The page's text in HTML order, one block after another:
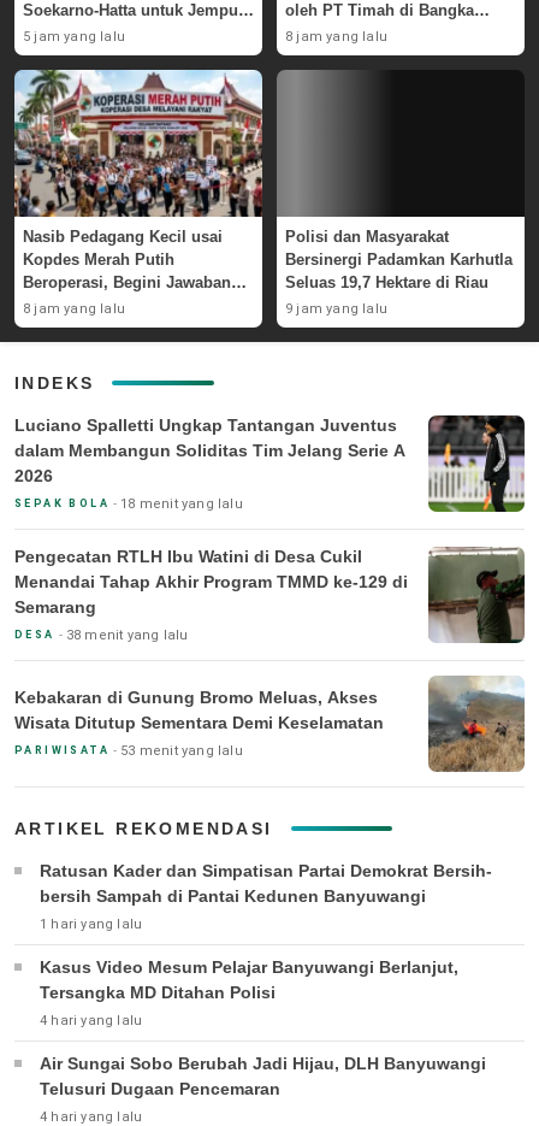
Soekarno-Hatta untuk Jemput
Skuad AC Milan
5 jam yang lalu
oleh PT Timah di Bangka
Belitung
8 jam yang lalu
Nasib Pedagang Kecil usai
Kopdes Merah Putih
Beroperasi, Begini Jawaban
Pemerintah
8 jam yang lalu
Polisi dan Masyarakat
Bersinergi Padamkan Karhutla
Seluas 19,7 Hektare di Riau
9 jam yang lalu
INDEKS
Luciano Spalletti Ungkap Tantangan Juventus
dalam Membangun Soliditas Tim Jelang Serie A
2026
SEPAK BOLA 18 menit yang lalu
Pengecatan RTLH Ibu Watini di Desa Cukil
Menandai Tahap Akhir Program TMMD ke-129 di
Semarang
DESA 38 menit yang lalu
Kebakaran di Gunung Bromo Meluas, Akses
Wisata Ditutup Sementara Demi Keselamatan
PARIWISATA 53 menit yang lalu
ARTIKEL REKOMENDASI
Ratusan Kader dan Simpatisan Partai Demokrat Bersih-
bersih Sampah di Pantai Kedunen Banyuwangi
1 hari yang lalu
Kasus Video Mesum Pelajar Banyuwangi Berlanjut,
Tersangka MD Ditahan Polisi
4 hari yang lalu
Air Sungai Sobo Berubah Jadi Hijau, DLH Banyuwangi
Telusuri Dugaan Pencemaran
4 hari yang lalu